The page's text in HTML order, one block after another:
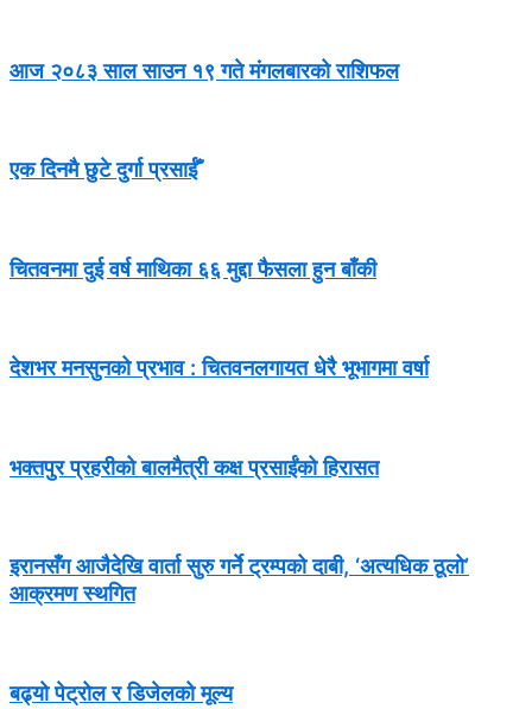
आज २०८३ साल साउन १९ गते मंगलबारको राशिफल
एक दिनमै छुटे दुर्गा प्रसाईँ
चितवनमा दुई वर्ष माथिका ६६ मुद्दा फैसला हुन बाँकी
देशभर मनसुनको प्रभाव : चितवनलगायत धेरै भूभागमा वर्षा
भक्तपुर प्रहरीको बालमैत्री कक्ष प्रसाईंको हिरासत
इरानसँग आजैदेखि वार्ता सुरु गर्ने ट्रम्पको दाबी, ‘अत्यधिक ठूलो’
आक्रमण स्थगित
बढ्यो पेट्रोल र डिजेलको मूल्य